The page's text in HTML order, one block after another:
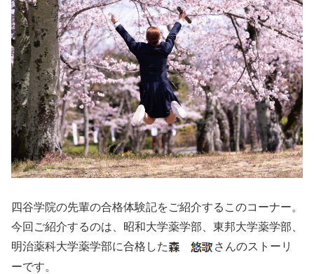
四谷学院の先輩の合格体験記をご紹介するこのコーナー。
今回ご紹介するのは、昭和大学薬学部、東邦大学薬学部、
明治薬科大学薬学部に合格した
さんのストーリ
ーです。